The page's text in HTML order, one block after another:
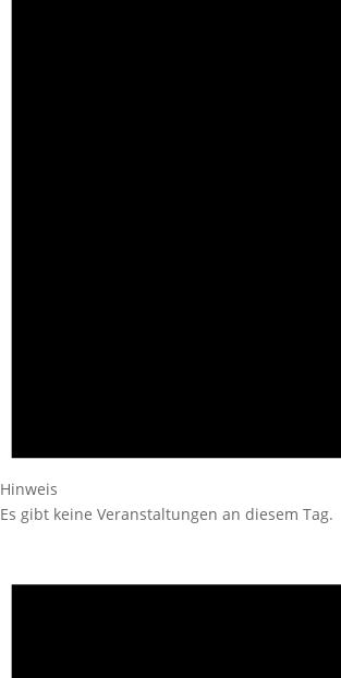
Hinweis
Es gibt keine Veranstaltungen an diesem Tag.